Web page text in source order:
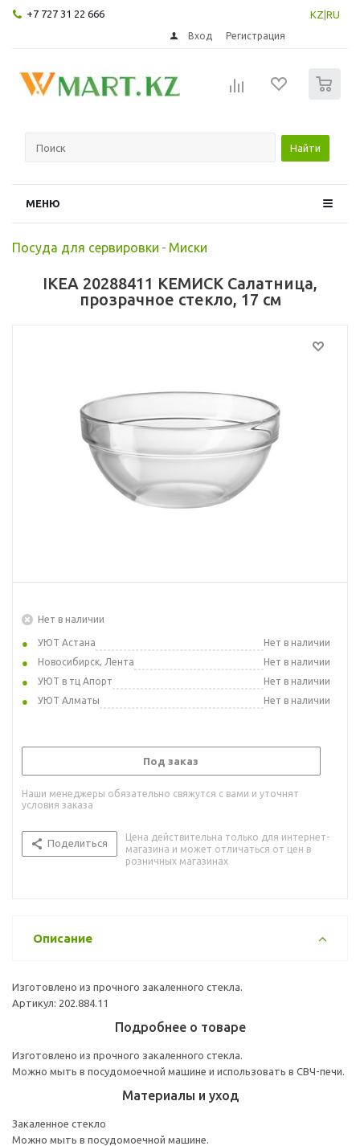
+7 727 31 22 666 KZ RU
Вход Регистрация
Найти
МЕНЮ
Посуда для сервировки - Миски
IKEA 20288411 КЕМИСК Салатница,
прозрачное стекло, 17 см
Нет в наличии
УЮТ Астана
Нет в наличии
Новосибирск, Лента
Нет в наличии
УЮТ в тц Апорт
Нет в наличии
УЮТ Алматы
Нет в наличии
Под заказ
Наши менеджеры обязательно свяжутся с вами и уточнят
условия заказа
Поделиться
Цена действительна только для интернет-
магазина и может отличаться от цен в
розничных магазинах
Описание
Изготовлено из прочного закаленного стекла.
Артикул: 202.884.11
Подробнее о товаре
Изготовлено из прочного закаленного стекла.
Можно мыть в посудомоечной машине и использовать в СВЧ-печи.
Материалы и уход
Закаленное стекло
Можно мыть в посудомоечной машине.